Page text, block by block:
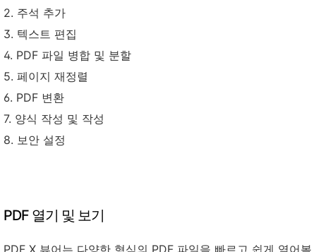
2. 주석 추가
3. 텍스트 편집
4. PDF 파일 병합 및 분할
5. 페이지 재정렬
6. PDF 변환
7. 양식 작성 및 작성
8. 보안 설정
PDF 열기 및 보기